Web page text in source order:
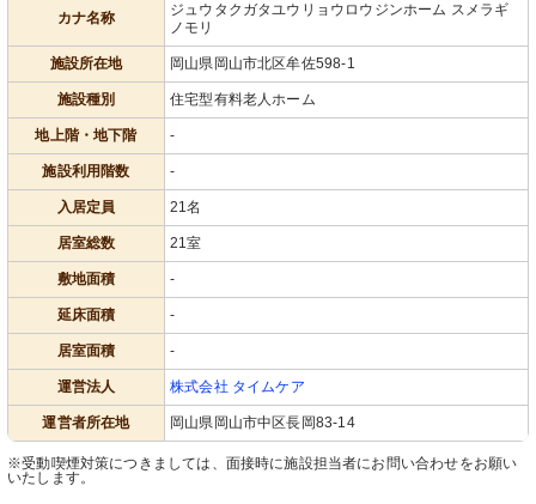
カナ名称
ジュウタクガタユウリョウロウジンホーム スメラギ
ノモリ
施設所在地 岡山県岡山市北区牟佐598-1
施設種別 住宅型有料老人ホーム
地上階・地下階 -
施設利用階数 -
入居定員 21名
居室総数 21室
敷地面積 -
延床面積 -
居室面積 -
運営法人 株式会社 タイムケア
運営者所在地 岡山県岡山市中区長岡83-14
※受動喫煙対策につきましては、面接時に施設担当者にお問い合わせをお願い
いたします。